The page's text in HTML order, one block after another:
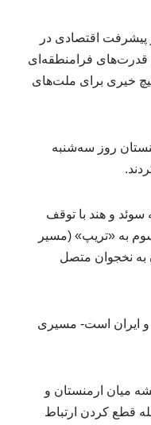
پیشرفت اقتصادی در
قدرت‌های فرامنطقه‌ای
خیری برای ملت‌های
روز سه‌شنبه
سوئد و هند با توقف
به «تریپ» (مسیر
به نخجوان متصل
و ایران است- مسیری
میان ارمنستان و
قطع کردن ارتباط